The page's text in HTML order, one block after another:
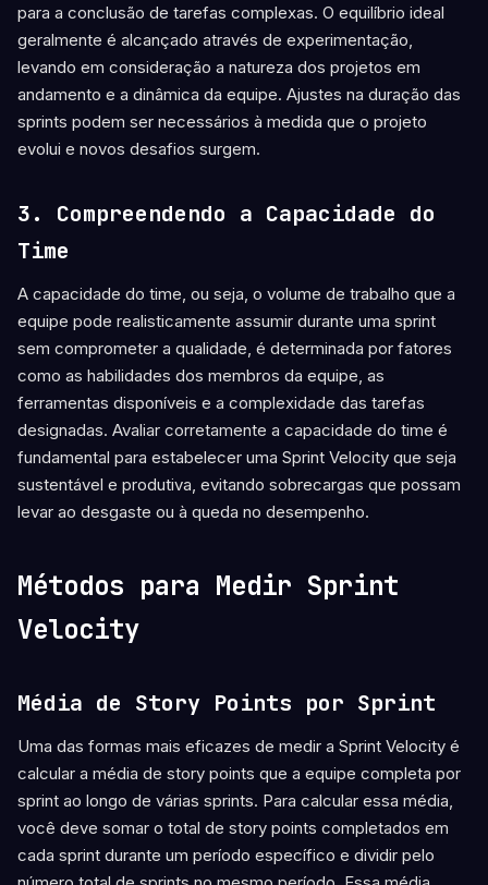
para a conclusão de tarefas complexas. O equilíbrio ideal
geralmente é alcançado através de experimentação,
levando em consideração a natureza dos projetos em
andamento e a dinâmica da equipe. Ajustes na duração das
sprints podem ser necessários à medida que o projeto
evolui e novos desafios surgem.
3. Compreendendo a Capacidade do
Time
A capacidade do time, ou seja, o volume de trabalho que a
equipe pode realisticamente assumir durante uma sprint
sem comprometer a qualidade, é determinada por fatores
como as habilidades dos membros da equipe, as
ferramentas disponíveis e a complexidade das tarefas
designadas. Avaliar corretamente a capacidade do time é
fundamental para estabelecer uma Sprint Velocity que seja
sustentável e produtiva, evitando sobrecargas que possam
levar ao desgaste ou à queda no desempenho.
Métodos para Medir Sprint
Velocity
Média de Story Points por Sprint
Uma das formas mais eficazes de medir a Sprint Velocity é
calcular a média de story points que a equipe completa por
sprint ao longo de várias sprints. Para calcular essa média,
você deve somar o total de story points completados em
cada sprint durante um período específico e dividir pelo